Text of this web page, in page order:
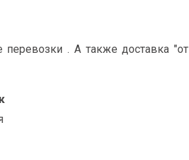
. А также доставка "от